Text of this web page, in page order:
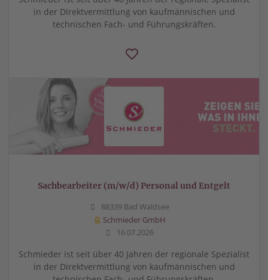
in der Direktvermittlung von kaufmännischen und
technischen Fach- und Führungskräften.
Sachbearbeiter (m/w/d) Personal und Entgelt
88339 Bad Waldsee
Schmieder GmbH
16.07.2026
Schmieder ist seit über 40 Jahren der regionale Spezialist
in der Direktvermittlung von kaufmännischen und